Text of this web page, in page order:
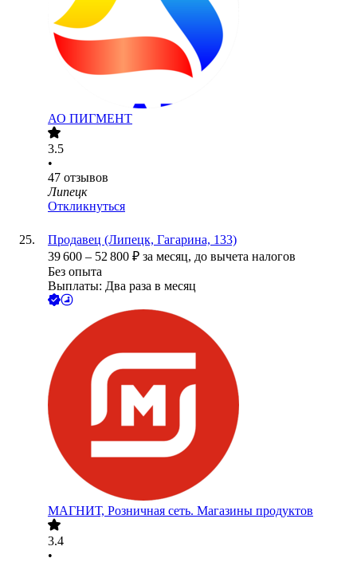
АО ПИГМЕНТ
3.5
•
47 отзывов
Липецк
Откликнуться
Продавец (Липецк, Гагарина, 133)
39 600 – 52 800 ₽ за месяц, до вычета налогов
Без опыта
Выплаты: Два раза в месяц
МАГНИТ, Розничная сеть. Магазины продуктов
3.4
•